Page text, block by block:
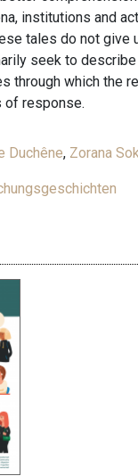
institutions and
tales do not give
seek to
through which the
of response.
Duchêne, Zorana